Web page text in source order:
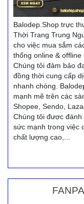
Balodep.Shop trực
Thời Trang Trung
cho việc mua sắm
thống online &
Chúng tôi đảm bảo
đồng thời cung cấp
nhanh chóng.
mạnh mẽ trên các
Shopee, Sendo,
Chúng tôi được
sức mạnh trong việc
chất lượng cao,...